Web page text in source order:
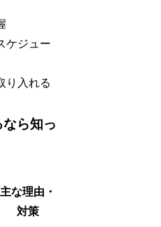
ケジュー
り入れる
ら知っ
主な理由・
対策